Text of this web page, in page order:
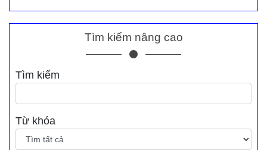
Tìm kiếm nâng cao
Tìm kiếm
Từ khóa